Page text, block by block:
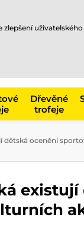
Dřevěné
trofeje
dětská ocenění
existují